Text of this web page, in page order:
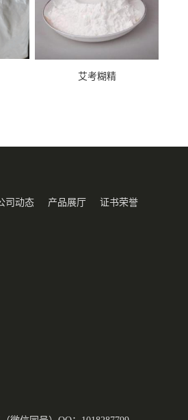
艾考糊精
司动态 产品展厅 证书荣誉